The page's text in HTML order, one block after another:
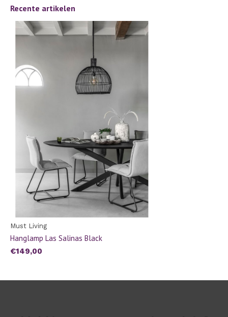
Recente artikelen
Must Living
Hanglamp Las Salinas Black
€149,00